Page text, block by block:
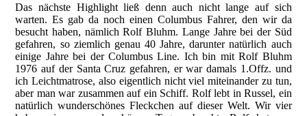
Das nächste Highlight ließ denn auch nicht lange auf sich
warten. Es gab da noch einen Columbus Fahrer, den wir da
besucht haben, nämlich Rolf Bluhm. Lange Jahre bei der Süd
gefahren, so ziemlich genau 40 Jahre, darunter natürlich auch
einige Jahre bei der Columbus Line. Ich bin mit Rolf Bluhm
1976 auf der Santa Cruz gefahren, er war damals 1.Offz. und
ich Leichtmatrose, also eigentlich nicht viel miteinander zu tun,
aber man war zusammen auf ein Schiff. Rolf lebt in Russel, ein
natürlich wunderschönes Fleckchen auf dieser Welt. Wir vier